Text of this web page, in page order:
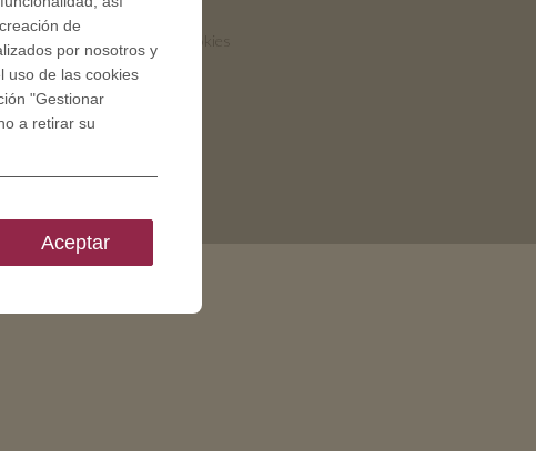
Privacy policies
de
por nosotros y
uso de las cookies
"Gestionar
a retirar su
Aceptar